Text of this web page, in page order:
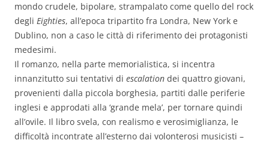
mondo crudele, bipolare, strampalato come quello del rock
degli Eighties, all’epoca tripartito fra Londra, New York e
Dublino, non a caso le città di riferimento dei protagonisti
medesimi.
Il romanzo, nella parte memorialistica, si incentra
innanzitutto sui tentativi di escalation dei quattro giovani,
provenienti dalla piccola borghesia, partiti dalle periferie
inglesi e approdati alla ‘grande mela’, per tornare quindi
all’ovile. Il libro svela, con realismo e verosimiglianza, le
difficoltà incontrate all’esterno dai volonterosi musicisti –